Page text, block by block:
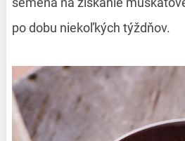
po dobu niekoľkých týždňov.